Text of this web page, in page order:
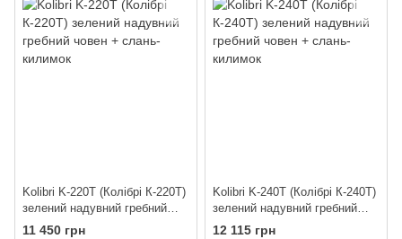
Kolibri K-220T (Колібрі К-220Т)
зелений надувний гребний
човен + слань-килимок
11 450 грн
Kolibri K-240T (Колібрі К-240Т)
зелений надувний гребний
човен + слань-килимок
12 115 грн